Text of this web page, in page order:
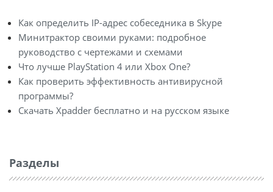
Как определить IP-адрес собеседника в Skype
Минитрактор своими руками: подробное
руководство с чертежами и схемами
Что лучше PlayStation 4 или Xbox One?
Как проверить эффективность антивирусной
программы?
Скачать Xpadder бесплатно и на русском языке
Разделы